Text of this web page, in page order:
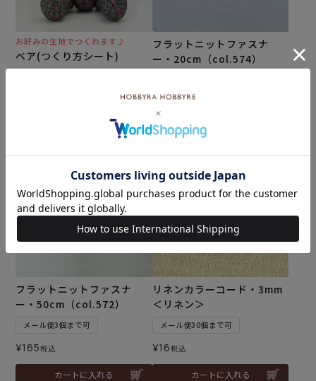
お好みの生地でつくれます♪
ベア(つくり方シート)
フラットニットファスナ
ー・20cm（col.574）
¥ 110税込
カートに入れる
フラットニットファスナ
ー・50cm（col.572）
メール便3個まで可
¥165税込
カートに入れる
リネンカラーコード・3mm
＜リネン＞
メール便30個まで可
¥16税込
カートに入れる